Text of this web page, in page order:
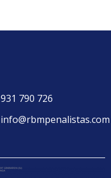
931 790 726
info@rbmpenalistas.com